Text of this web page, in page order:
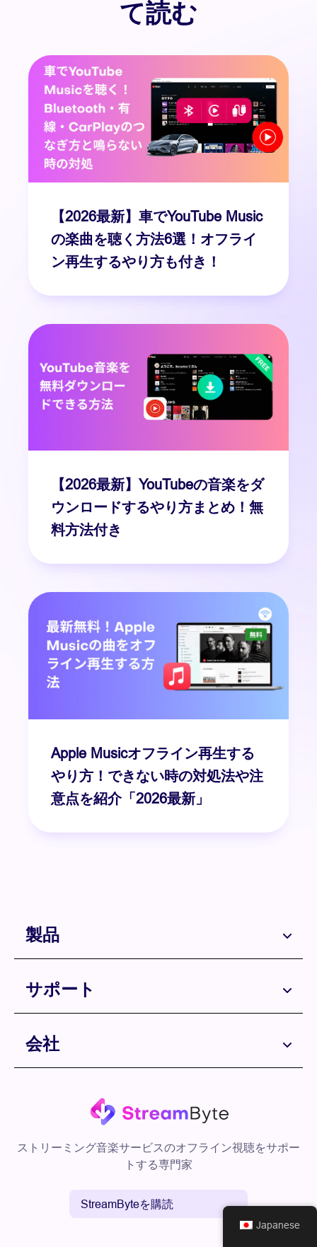
て読む
【2026最新】車でYouTube Music
の楽曲を聴く方法6選！オフライ
ン再生するやり方も付き！
【2026最新】YouTubeの音楽をダ
ウンロードするやり方まとめ！無
料方法付き
Apple Musicオフライン再生する
やり方！できない時の対処法や注
意点を紹介「2026最新」
ストリーミング音楽サービスのオフライン視聴をサポー
トする専門家
StreamByteを購読
製品
サポート
会社
Japanese